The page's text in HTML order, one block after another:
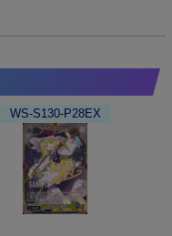
WS-S130-P28EX